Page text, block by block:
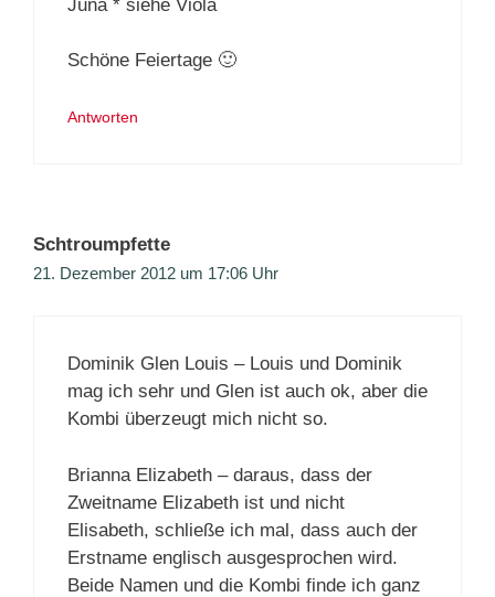
Juna * siehe Viola
Schöne Feiertage 🙂
Antworten
Schtroumpfette
21. Dezember 2012 um 17:06 Uhr
Dominik Glen Louis – Louis und Dominik
mag ich sehr und Glen ist auch ok, aber die
Kombi überzeugt mich nicht so.
Brianna Elizabeth – daraus, dass der
Zweitname Elizabeth ist und nicht
Elisabeth, schließe ich mal, dass auch der
Erstname englisch ausgesprochen wird.
Beide Namen und die Kombi finde ich ganz